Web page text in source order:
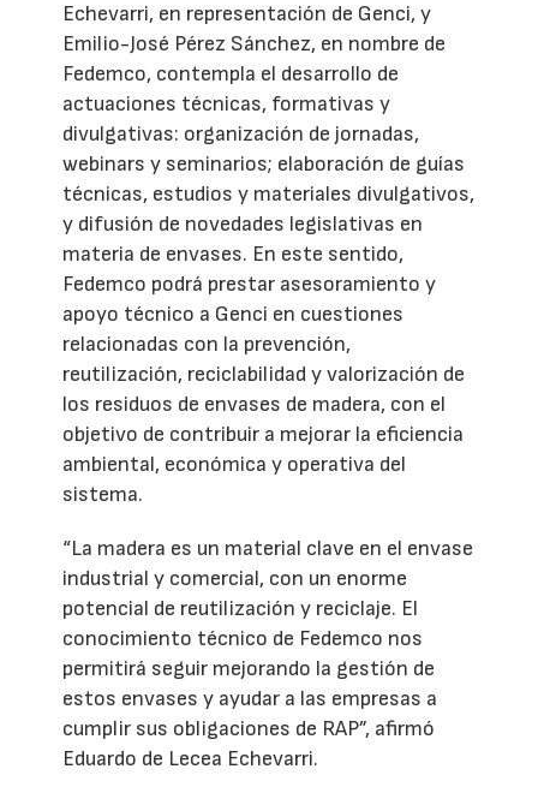
Echevarri, en representación de Genci, y
Emilio-José Pérez Sánchez, en nombre de
Fedemco, contempla el desarrollo de
actuaciones técnicas, formativas y
divulgativas: organización de jornadas,
webinars y seminarios; elaboración de guías
técnicas, estudios y materiales divulgativos,
y difusión de novedades legislativas en
materia de envases. En este sentido,
Fedemco podrá prestar asesoramiento y
apoyo técnico a Genci en cuestiones
relacionadas con la prevención,
reutilización, reciclabilidad y valorización de
los residuos de envases de madera, con el
objetivo de contribuir a mejorar la eficiencia
ambiental, económica y operativa del
sistema.
“La madera es un material clave en el envase
industrial y comercial, con un enorme
potencial de reutilización y reciclaje. El
conocimiento técnico de Fedemco nos
permitirá seguir mejorando la gestión de
estos envases y ayudar a las empresas a
cumplir sus obligaciones de RAP”, afirmó
Eduardo de Lecea Echevarri.